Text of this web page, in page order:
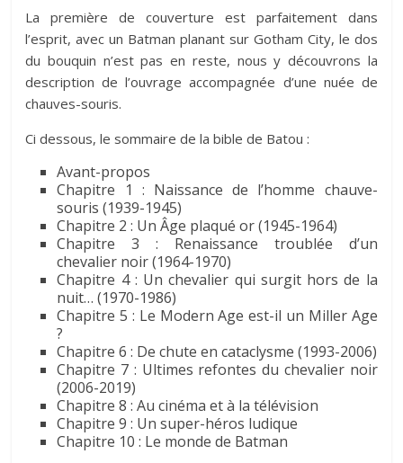
La première de couverture est parfaitement dans
l’esprit, avec un Batman planant sur Gotham City, le dos
du bouquin n’est pas en reste, nous y découvrons la
description de l’ouvrage accompagnée d’une nuée de
chauves-souris.
Ci dessous, le sommaire de la bible de Batou :
Avant-propos
Chapitre 1 : Naissance de l’homme chauve-
souris (1939-1945)
Chapitre 2 : Un Âge plaqué or (1945-1964)
Chapitre 3 : Renaissance troublée d’un
chevalier noir (1964-1970)
Chapitre 4 : Un chevalier qui surgit hors de la
nuit… (1970-1986)
Chapitre 5 : Le Modern Age est-il un Miller Age
?
Chapitre 6 : De chute en cataclysme (1993-2006)
Chapitre 7 : Ultimes refontes du chevalier noir
(2006-2019)
Chapitre 8 : Au cinéma et à la télévision
Chapitre 9 : Un super-héros ludique
Chapitre 10 : Le monde de Batman